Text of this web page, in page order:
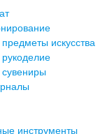
искусства
инструменты